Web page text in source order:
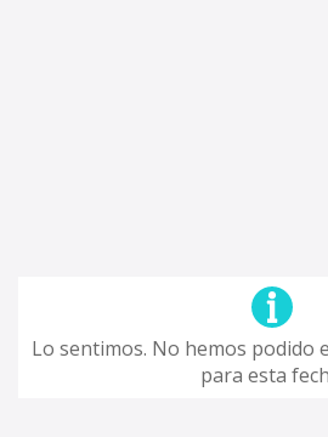
Lo sentimos. No hemos podido
para esta